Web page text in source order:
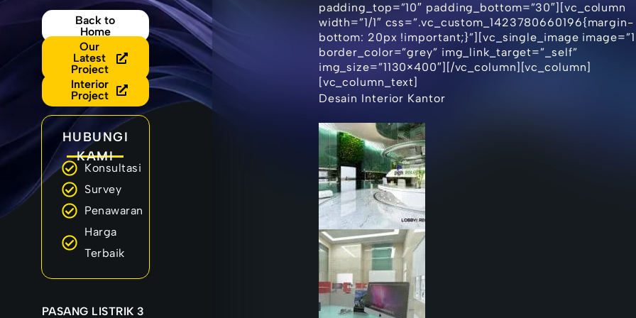
Back to
Home
Our
Latest
Project
Interior
Project
HUBUNGI
KAMI
Konsultasi
Survey
Penawaran
Harga
Terbaik
PASANG LISTRIK 3
padding_top=”10″ padding_bottom=”30″][vc_column
width=”1/1″ css=”.vc_custom_1423780660196{margin-
bottom: 20px !important;}”][vc_single_image
border_color=”grey” img_link_target=”_self”
img_size=”1130×400″][/vc_column][vc_column]
[vc_column_text]
Desain Interior Kantor